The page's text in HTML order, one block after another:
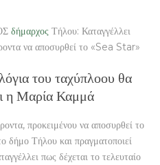
δήμαρχος Τήλου: Καταγγέλλει
να αποσυρθεί το «Sea Star»
του ταχύπλοου θα
η Μαρία Καμμά
προκειμένου να αποσυρθεί το
Τήλου και πραγματοποιεί
πως δέχεται το τελευταίο